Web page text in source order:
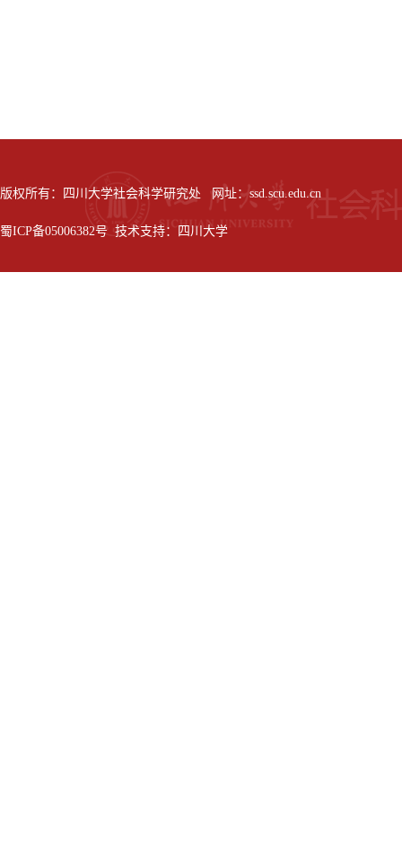
版权所有：四川大学社会科学研究处 网址：ssd.scu.edu.cn
蜀ICP备05006382号 技术支持：四川大学